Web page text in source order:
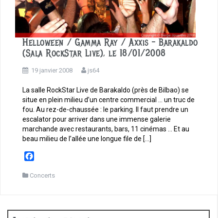
Helloween / Gamma Ray / Axxis – Barakaldo
(Sala RockStar Live), le 18/01/2008
19 janvier 2008 js64
La salle RockStar Live de Barakaldo (près de Bilbao) se
situe en plein milieu d’un centre commercial … un truc de
fou. Au rez-de-chaussée : le parking. Il faut prendre un
escalator pour arriver dans une immense galerie
marchande avec restaurants, bars, 11 cinémas … Et au
beau milieu de l’allée une longue file de […]
c
Concerts